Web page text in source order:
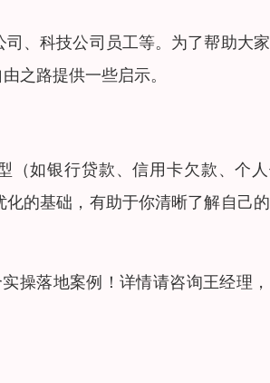
、科技公司员工等。为了帮助大
之路提供一些启示。
（如银行贷款、信用卡欠款、个
的基础，有助于你清晰了解自己
操落地案例！详情请咨询王经理